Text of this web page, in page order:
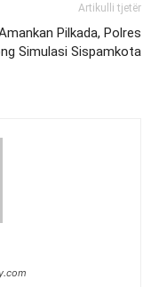
Artikulli tjetër
Pilkada, Polres
Simulasi Sispamkota